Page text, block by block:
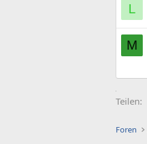
L
M
Teilen:
Foren